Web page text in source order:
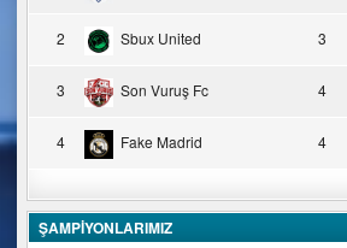
2 Sbux United 3
3 Son Vuruş Fc 4
4 Fake Madrid 4
ŞAMPİYONLARIMIZ